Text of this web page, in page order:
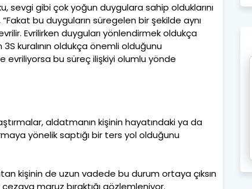
sevgi gibi çok yoğun duygulara sahip olduklarını
bu duyguların süregelen bir şekilde aynı
Evrilirken duyguları yönlendirmek oldukça
kuralının oldukça önemli olduğunu
evriliyorsa bu süreç ilişkiyi olumlu yönde
aldatmanın kişinin hayatındaki ya da
yönelik saptığı bir ters yol olduğunu
kişinin de uzun vadede bu durum ortaya çıksın
maruz bıraktığı gözlemleniyor.